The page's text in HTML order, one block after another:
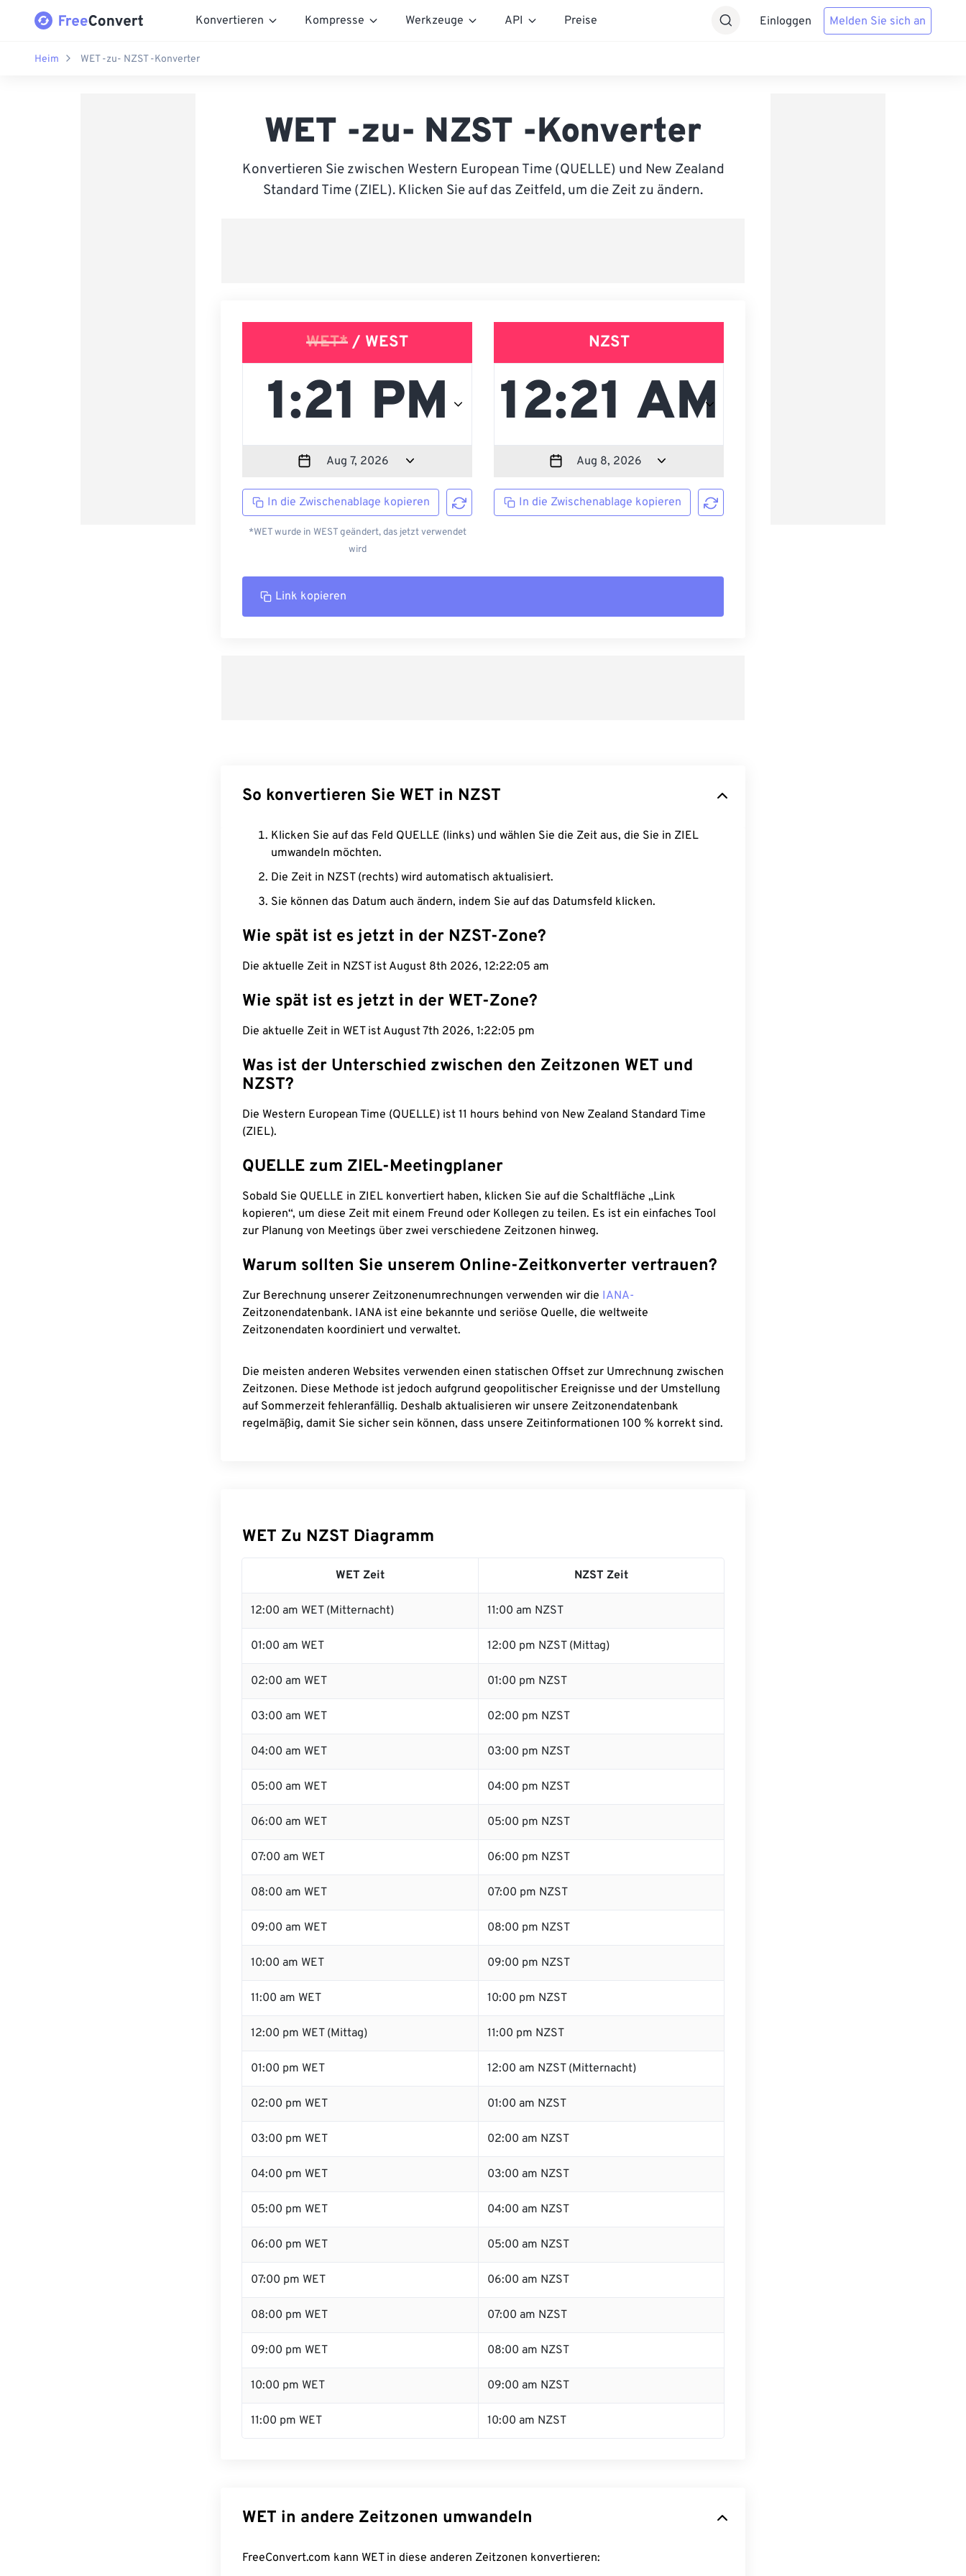
Konvertieren Kompresse Werkzeuge API Preise Einloggen Melden Sie sich an
Heim WET -zu- NZST -Konverter
WET -zu- NZST -Konverter
Konvertieren Sie zwischen Western European Time (QUELLE) und New Zealand
Standard Time (ZIEL). Klicken Sie auf das Zeitfeld, um die Zeit zu ändern.
WET* / WEST
In die Zwischenablage kopieren
*WET wurde in WEST geändert, das jetzt verwendet
wird
NZST
In die Zwischenablage kopieren
Link kopieren
So konvertieren Sie WET in NZST
Klicken Sie auf das Feld QUELLE (links) und wählen Sie die Zeit aus, die Sie in ZIEL
umwandeln möchten.
Die Zeit in NZST (rechts) wird automatisch aktualisiert.
Sie können das Datum auch ändern, indem Sie auf das Datumsfeld klicken.
Wie spät ist es jetzt in der NZST-Zone?
Die aktuelle Zeit in NZST ist August 8th 2026, 12:22:06 am
Wie spät ist es jetzt in der WET-Zone?
Die aktuelle Zeit in WET ist August 7th 2026, 1:22:06 pm
Was ist der Unterschied zwischen den Zeitzonen WET und
NZST?
Die Western European Time (QUELLE) ist 11 hours behind von New Zealand Standard Time
(ZIEL).
QUELLE zum ZIEL-Meetingplaner
Sobald Sie QUELLE in ZIEL konvertiert haben, klicken Sie auf die Schaltfläche „Link
kopieren“, um diese Zeit mit einem Freund oder Kollegen zu teilen. Es ist ein einfaches Tool
zur Planung von Meetings über zwei verschiedene Zeitzonen hinweg.
Warum sollten Sie unserem Online-Zeitkonverter vertrauen?
Zur Berechnung unserer Zeitzonenumrechnungen verwenden wir die IANA-
Zeitzonendatenbank. IANA ist eine bekannte und seriöse Quelle, die weltweite
Zeitzonendaten koordiniert und verwaltet.
Die meisten anderen Websites verwenden einen statischen Offset zur Umrechnung zwischen
Zeitzonen. Diese Methode ist jedoch aufgrund geopolitischer Ereignisse und der Umstellung
auf Sommerzeit fehleranfällig. Deshalb aktualisieren wir unsere Zeitzonendatenbank
regelmäßig, damit Sie sicher sein können, dass unsere Zeitinformationen 100 % korrekt sind.
WET Zu NZST Diagramm
WET Zeit NZST Zeit
12:00 am WET (Mitternacht) 11:00 am NZST
01:00 am WET 12:00 pm NZST (Mittag)
02:00 am WET 01:00 pm NZST
03:00 am WET 02:00 pm NZST
04:00 am WET 03:00 pm NZST
05:00 am WET 04:00 pm NZST
06:00 am WET 05:00 pm NZST
07:00 am WET 06:00 pm NZST
08:00 am WET 07:00 pm NZST
09:00 am WET 08:00 pm NZST
10:00 am WET 09:00 pm NZST
11:00 am WET 10:00 pm NZST
12:00 pm WET (Mittag) 11:00 pm NZST
01:00 pm WET 12:00 am NZST (Mitternacht)
02:00 pm WET 01:00 am NZST
03:00 pm WET 02:00 am NZST
04:00 pm WET 03:00 am NZST
05:00 pm WET 04:00 am NZST
06:00 pm WET 05:00 am NZST
07:00 pm WET 06:00 am NZST
08:00 pm WET 07:00 am NZST
09:00 pm WET 08:00 am NZST
10:00 pm WET 09:00 am NZST
11:00 pm WET 10:00 am NZST
WET in andere Zeitzonen umwandeln
FreeConvert.com kann WET in diese anderen Zeitzonen konvertieren: